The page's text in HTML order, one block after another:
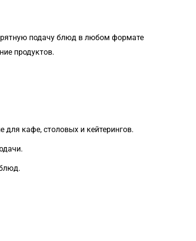
подачу блюд в любом формате
продуктов.
для кафе, столовых и кейтерингов.